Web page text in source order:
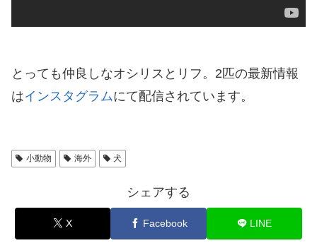
とっても仲良しなオシリスとリフ。2匹の最新情報
はインスタグラムにて配信されています。
小動物 海外 犬
シェアする
X Facebook LINE